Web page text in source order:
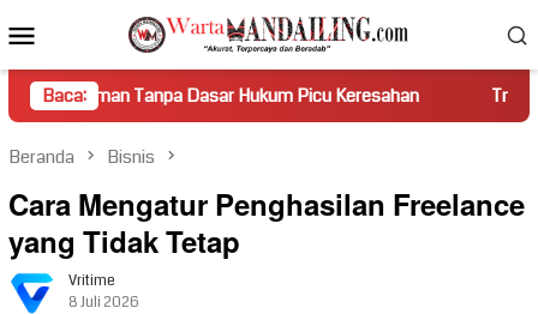
ke
kontenMobile
Baca:
Dasar Hukum Picu Keresahan Truk Miring Hambat
Beranda Bisnis
Cara Mengatur Penghasilan Freelance
yang Tidak Tetap
Vritime
8 Juli 2026